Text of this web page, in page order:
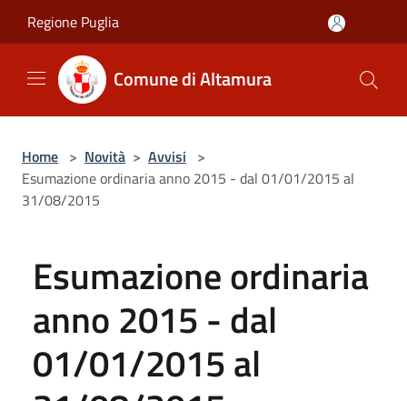
Regione Puglia
Comune di Altamura
Home > Novità > Avvisi >
Esumazione ordinaria anno 2015 - dal 01/01/2015 al
31/08/2015
Esumazione ordinaria
anno 2015 - dal
01/01/2015 al